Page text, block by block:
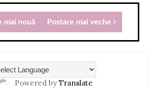
mai nouă Postare mai veche
Powered by Translate